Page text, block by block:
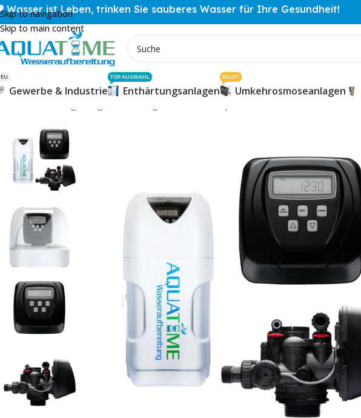
Skip to navigation
Skip to main content
Wasser ist Leben, trinken Sie sauberes Wasser für Ihre Gesundheit!
Gewerbe & Industrie Enthärtungsanlagen
TOP AUSWAHL
Umkehrosmoseanlagen
NEU!!!
UMKEHROSMOSEANLAGE
ROM REIHE